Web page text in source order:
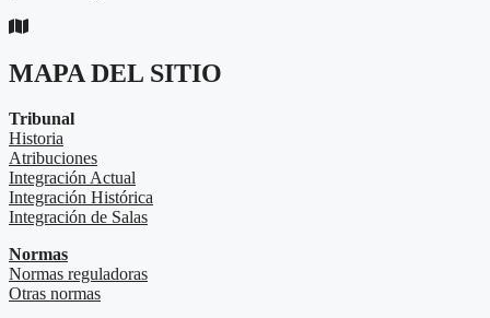
MAPA DEL SITIO
Tribunal
Historia
Atribuciones
Integración Actual
Integración Histórica
Integración de Salas
Normas
Normas reguladoras
Otras normas